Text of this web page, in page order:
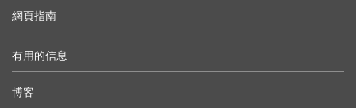
網頁指南
有用的信息
博客